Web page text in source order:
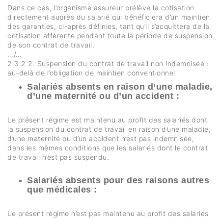
Dans ce cas, l’organisme assureur prélève la cotisation
directement auprès du salarié qui bénéficiera d’un maintien
des garanties, ci-après définies, tant qu’il s’acquittera de la
cotisation afférente pendant toute la période de suspension
de son contrat de travail.
…/…
2.3.2.2. Suspension du contrat de travail non indemnisée :
au-delà de l’obligation de maintien conventionnel
Salariés absents en raison d’une maladie,
d’une maternité ou d’un accident :
Le présent régime est maintenu au profit des salariés dont
la suspension du contrat de travail en raison d’une maladie,
d’une maternité ou d’un accident n’est pas indemnisée,
dans les mêmes conditions que les salariés dont le contrat
de travail n’est pas suspendu.
Salariés absents pour des raisons autres
que médicales :
Le présent régime n’est pas maintenu au profit des salariés